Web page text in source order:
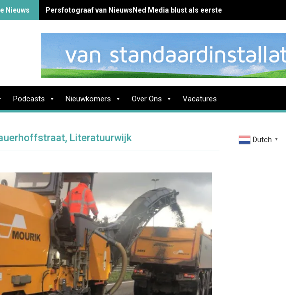
Nieuws Persfotograaf van NieuwsNed Media blust als eerste brand Zenderstraat
Podcasts Nieuwkomers Over Ons Vacatures
Literatuurwijk Dutch ▼